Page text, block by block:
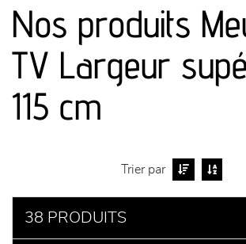
séjours
meubles de complément
chambres et dressing
décoration
Nos produits
TV Largeur
115 cm
Trier par
38 PRODUITS